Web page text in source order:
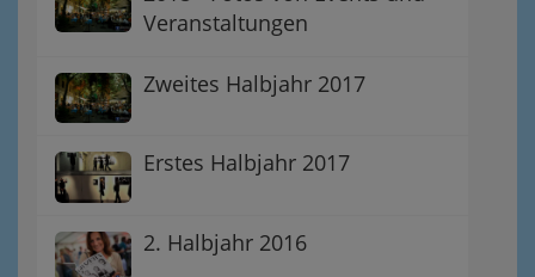
Veranstaltungen
Zweites Halbjahr 2017
Erstes Halbjahr 2017
2. Halbjahr 2016